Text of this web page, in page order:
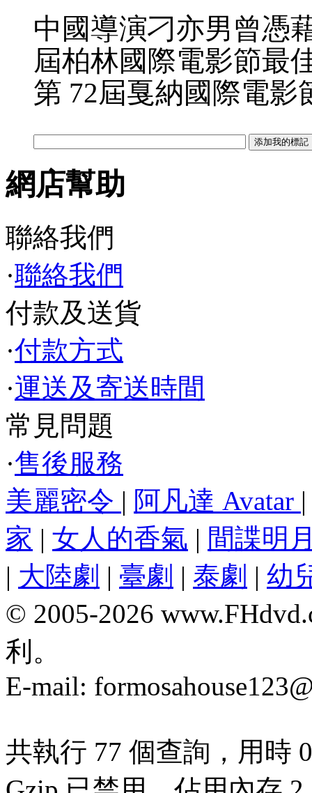
中國導演刁亦男曾憑
屆柏林國際電影節最
第 72屆戛納國際電影
網店幫助
聯絡我們
·聯絡我們
付款及送貨
·付款方式
·運送及寄送時間
常見問題
·售後服務
美麗密令 | 阿凡達 Avatar
家 | 女人的香氣 | 間諜明
| 大陸劇 | 臺劇 | 泰劇 | 幼
© 2005-2026
利。
E-mail:
共執行 77 個查詢，用時